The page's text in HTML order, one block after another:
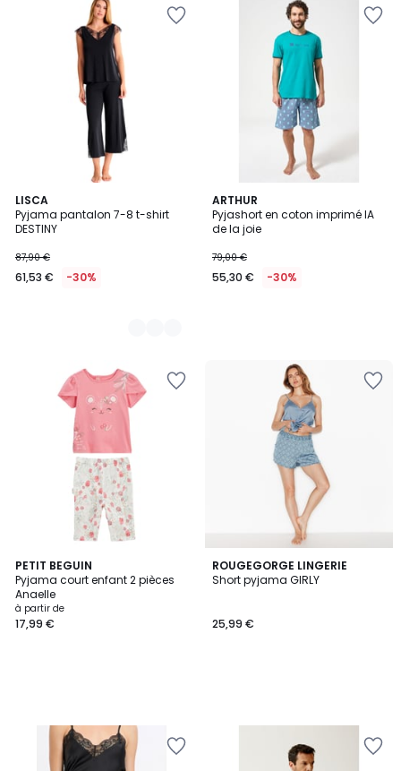
LISCA
Pyjama pantalon 7-8 t-shirt
DESTINY
87,90 €
61,53 € -30%
2
Couleurs
ARTHUR
Pyjashort en coton imprimé IA
de la joie
79,00 €
55,30 € -30%
PETIT BEGUIN
Pyjama court enfant 2 pièces
Anaelle
à partir de
17,99 €
ROUGEGORGE LINGERIE
Short pyjama GIRLY
25,99 €